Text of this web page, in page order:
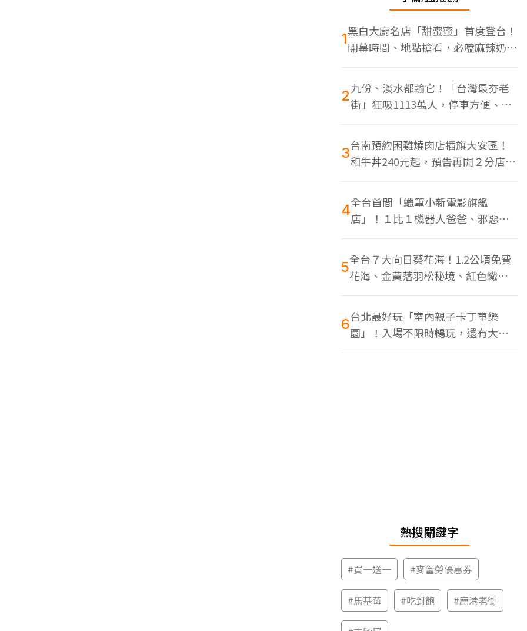
1黑白大廚名店「甜蜜蜜」首度登台！
開幕時間、地點搶看，必嗑麻辣奶油
蝦
2九份、淡水都輸它！「台灣最夯老
街」狂吸1113萬人，停車方便、特
色美食多
3台南預約困難燒肉店插旗大安區！
和牛丼240元起，預告再開２分店、
地點曝光
4全台首間「蠟筆小新電影旗艦
店」！１比１機器人爸爸、邪惡正
男，百款周邊買翻
5全台７大向日葵花海！1.2公頃免費
花海、金黃落羽松秘境、紅色鐵橋
同框
6台北最好玩「室內親子卡丁車樂
園」！入場不限時暢玩，還有大螢
幕Switch遊戲區
熱搜關鍵字
#買一送一 #麥當勞優惠券
#馬基莓 #吃到飽 #鹿港老街